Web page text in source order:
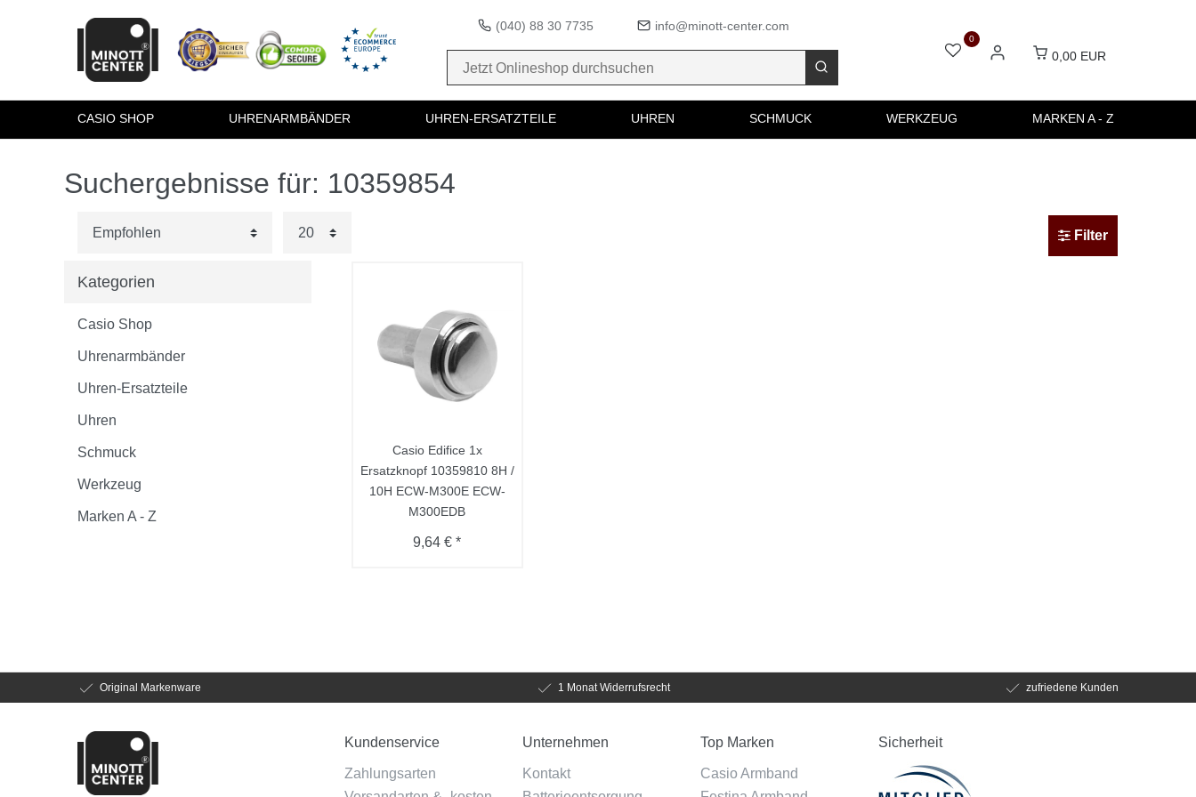
(040) 88 30 7735 info@minott-center.com
0
0,00 EUR
CASIO SHOP UHRENARMBÄNDER UHREN-ERSATZTEILE UHREN SCHMUCK WERKZEUG MARKEN A - Z
Suchergebnisse für: 10359854
Filter
Kategorien
Casio Shop
Uhrenarmbänder
Uhren-Ersatzteile
Uhren
Schmuck
Werkzeug
Marken A - Z
Casio Edifice 1x
Ersatzknopf 10359810 8H /
10H ECW-M300E ECW-
M300EDB
9,64 € *
Original Markenware 1 Monat Widerrufsrecht zufriedene Kunden
Kundenservice
Zahlungsarten
Unternehmen
Kontakt
Top Marken
Casio Armband
Sicherheit